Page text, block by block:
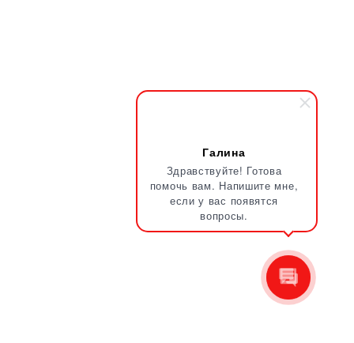
Галина
Здравствуйте! Готова
помочь вам. Напишите мне,
если у вас появятся
вопросы.